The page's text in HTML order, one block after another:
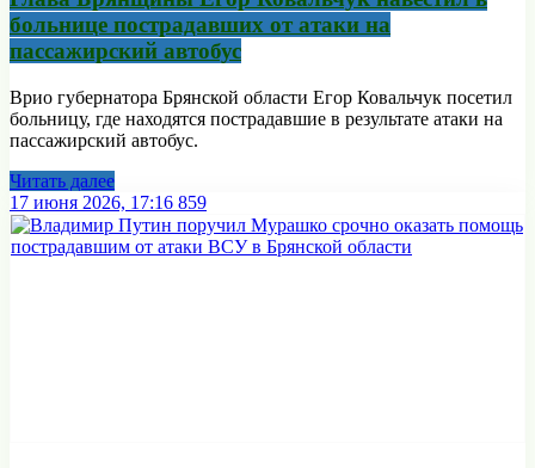
больнице пострадавших от атаки на
пассажирский автобус
Врио губернатора Брянской области Егор Ковальчук посетил
больницу, где находятся пострадавшие в результате атаки на
пассажирский автобус.
Читать далее
17 июня 2026, 17:16 859